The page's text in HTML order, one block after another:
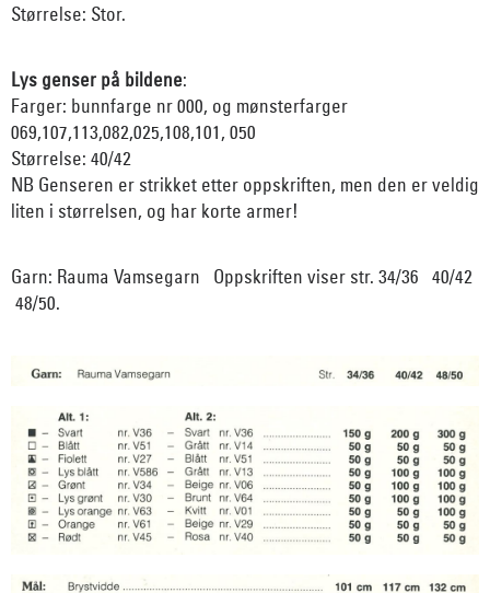
Størrelse: Stor.
Lys genser på bildene:
Farger: bunnfarge nr 000, og mønsterfarger
069,107,113,082,025,108,101, 050
Størrelse: 40/42
NB Genseren er strikket etter oppskriften, men den er veldig
liten i størrelsen, og har korte armer!
Garn: Rauma Vamsegarn Oppskriften viser str. 34/36 40/42
48/50.